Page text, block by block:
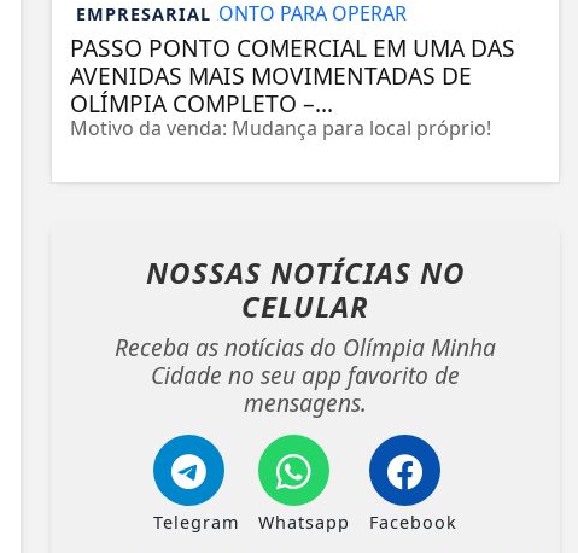
EMPRESARIAL
PASSO PONTO COMERCIAL EM UMA DAS
AVENIDAS MAIS MOVIMENTADAS DE
OLÍMPIA COMPLETO –...
Motivo da venda: Mudança para local próprio!
NOSSAS NOTÍCIAS NO
CELULAR
Receba as notícias do Olímpia Minha
Cidade no seu app favorito de
mensagens.
Telegram Whatsapp Facebook